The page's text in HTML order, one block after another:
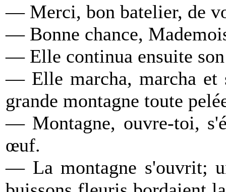
— Merci, bon batelier, de
— Bonne chance,
— Elle continua ensuite
— Elle marcha, marcha et
grande montagne toute
— Montagne, ouvre-toi,
œuf.
— La montagne s'ouvrit;